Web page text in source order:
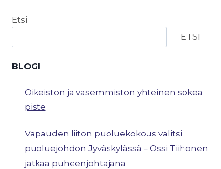
Etsi
ETSI
BLOGI
Oikeiston ja vasemmiston yhteinen sokea
piste
Vapauden liiton puoluekokous valitsi
puoluejohdon Jyväskylässä – Ossi Tiihonen
jatkaa puheenjohtajana